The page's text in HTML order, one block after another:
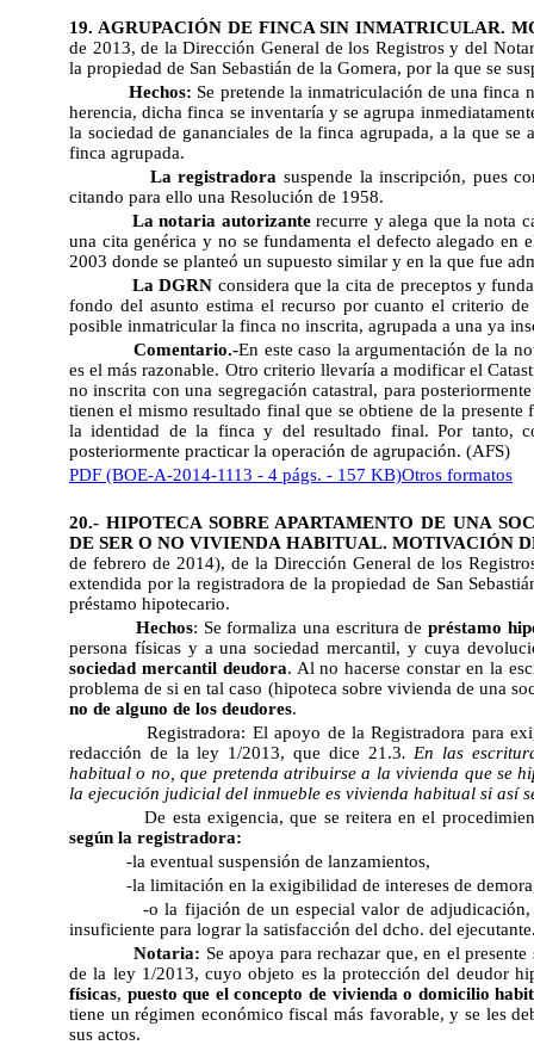
19. AGRUPACIÓN DE FINCA SIN INMATRICULAR.
de 2013, de la Dirección General de los Registros y del
la propiedad de San Sebastián de la Gomera, por la que se
Hechos: Se pretende la inmatriculación de una finca
herencia, dicha finca se inventaría y se agrupa
la sociedad de gananciales de la finca agrupada, a la que
finca agrupada.
La registradora suspende la inscripción, pues
citando para ello una Resolución de 1958.
La notaria autorizante recurre y alega que la nota
una cita genérica y no se fundamenta el defecto alegado
2003 donde se planteó un supuesto similar y en la que fue
La DGRN considera que la cita de preceptos y
fondo del asunto estima el recurso por cuanto el criterio
posible inmatricular la finca no inscrita, agrupada a una ya
Comentario.-En este caso la argumentación de la
es el más razonable. Otro criterio llevaría a modificar el
no inscrita con una segregación catastral, para
tienen el mismo resultado final que se obtiene de la
la identidad de la finca y del resultado final. Por tanto,
posteriormente practicar la operación de agrupación. (AFS)
PDF (BOE-A-2014-1113 - 4 págs. - 157 KB)Otros formatos
20.- HIPOTECA SOBRE APARTAMENTO DE UNA
DE SER O NO VIVIENDA HABITUAL. MOTIVACIÓN
de febrero de 2014), de la Dirección General de los
extendida por la registradora de la propiedad de San
préstamo hipotecario.
Hechos: Se formaliza una escritura de préstamo
persona físicas y a una sociedad mercantil, y cuya
sociedad mercantil deudora. Al no hacerse constar en la
problema de si en tal caso (hipoteca sobre vivienda de una
no de alguno de los deudores.
Registradora: El apoyo de la Registradora para
redacción de la ley 1/2013, que dice  21.3. En las
habitual o no, que pretenda atribuirse a la vivienda que se
la ejecución judicial del inmueble es vivienda habitual si así
De esta exigencia, que se reitera en el
según la registradora:
-la eventual suspensión de lanzamientos,
-la limitación en la exigibilidad de intereses de
-o la fijación de un especial valor de adjudicación,
insuficiente para lograr la satisfacción del dcho. del
Notaria: Se apoya para rechazar que, en el
de la ley 1/2013, cuyo objeto es la protección del deudor
físicas, puesto que el concepto de vivienda o domicilio
tiene un régimen económico fiscal más favorable, y se les
sus actos.